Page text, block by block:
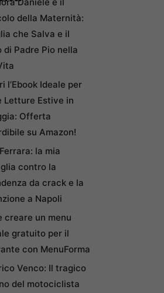
della Maternità:
che Salva e il
di Padre Pio nella
l’Ebook Ideale per
Letture Estive in
Offerta
su Amazon!
la mia
contro la
da crack e la
a Napoli
creare un menu
gratuito per il
con MenuForma
Venco: Il tragico
del motociclista